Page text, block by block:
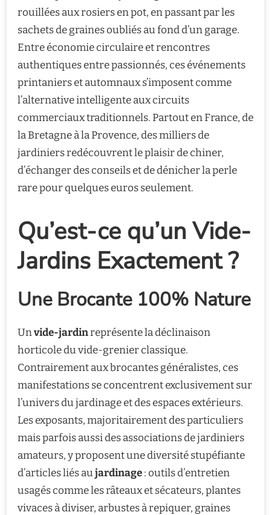
rouillées aux rosiers en pot, en passant par les
sachets de graines oubliés au fond d’un garage.
Entre économie circulaire et rencontres
authentiques entre passionnés, ces événements
printaniers et automnaux s’imposent comme
l’alternative intelligente aux circuits
commerciaux traditionnels. Partout en France, de
la Bretagne à la Provence, des milliers de
jardiniers redécouvrent le plaisir de chiner,
d’échanger des conseils et de dénicher la perle
rare pour quelques euros seulement.
Qu’est-ce qu’un Vide-
Jardins Exactement ?
Une Brocante 100% Nature
Unvide-jardinreprésente la déclinaison
horticole du vide-grenier classique.
Contrairement aux brocantes généralistes, ces
manifestations se concentrent exclusivement sur
l’univers du jardinage et des espaces extérieurs.
Les exposants, majoritairement des particuliers
mais parfois aussi des associations de jardiniers
amateurs, y proposent une diversité stupéfiante
d’articles liés aujardinage: outils d’entretien
usagés comme les râteaux et sécateurs, plantes
vivaces à diviser, arbustes à repiquer, graines